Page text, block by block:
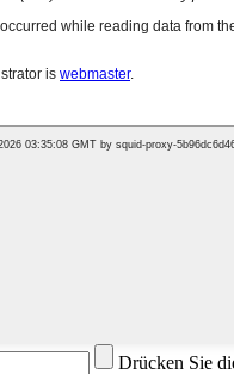
Drücken Sie